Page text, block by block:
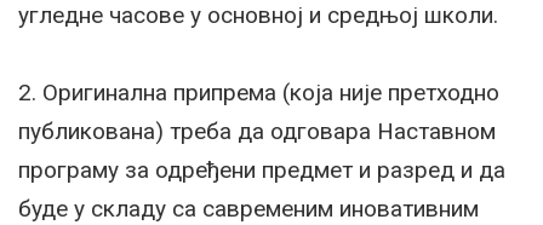
угледне часове у основној и средњој школи.
2. Оригинална припрема (која није претходно
публикована) треба да одговара Наставном
програму за одређени предмет и разред и да
буде у складу са савременим иновативним